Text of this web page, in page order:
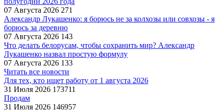
07 Августа 2026 271
Александр Лукашенко: я борюсь не за колхозы или совхозы - я
борюсь за деревню
07 Августа 2026 143
Что делать белорусам, чтобы сохранить мир? Александр
Лукашенко назвал простую формулу
07 Августа 2026 133
Читать все новости
Для тех, кто ищет работу от 1 августа 2026
31 Июля 2026 173711
Продам
31 Июля 2026 146957